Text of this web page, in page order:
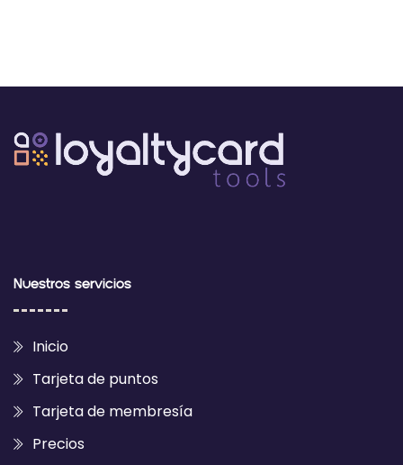
Nuestros servicios
Inicio
Tarjeta de puntos
Tarjeta de membresía
Precios